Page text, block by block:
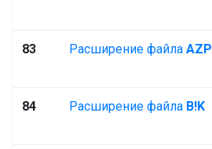
83 Расширение файла AZP
84 Расширение файла B!K